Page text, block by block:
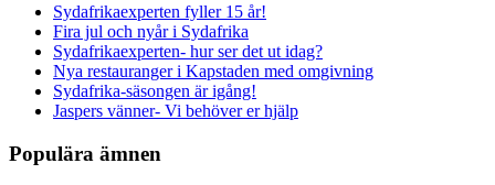
Sydafrikaexperten fyller 15 år!
Fira jul och nyår i Sydafrika
Sydafrikaexperten- hur ser det ut idag?
Nya restauranger i Kapstaden med omgivning
Sydafrika-säsongen är igång!
Jaspers vänner- Vi behöver er hjälp
Populära ämnen